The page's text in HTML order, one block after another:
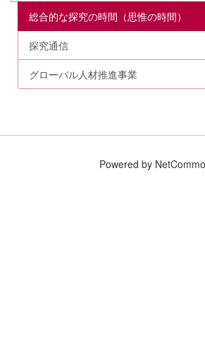
総合的な探究の時間（思惟の時間）
探究通信
グローバル人材推進事業
Powered by